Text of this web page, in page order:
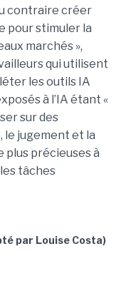
contraire créer
pour stimuler la
marchés »,
qui utilisent
les outils IA
à l’IA étant «
sur des
le jugement et la
précieuses à
tâches
par Louise Costa)